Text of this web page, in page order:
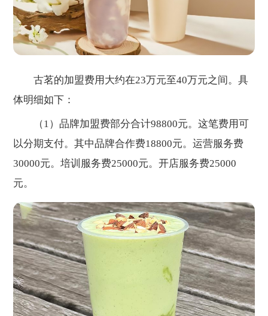
古茗的加盟费用大约在23万元至40万元之间。具
体明细如下：
（1）品牌加盟费部分合计98800元。这笔费用可
以分期支付。其中品牌合作费18800元。运营服务费
30000元。培训服务费25000元。开店服务费25000
元。